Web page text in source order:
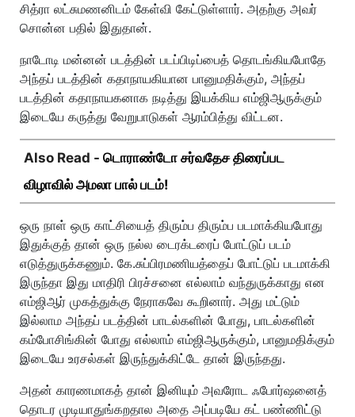
சித்ரா லட்சுமணனிடம் கேள்வி கேட்டுள்ளார். அதற்கு அவர்
சொன்ன பதில் இதுதான்.
நாடோடி மன்னன் படத்தின் படப்பிடிப்பைத் தொடங்கியபோதே
அந்தப் படத்தின் கதாநாயகியான பானுமதிக்கும், அந்தப்
படத்தின் கதாநாயகனாக நடித்து இயக்கிய எம்ஜிஆருக்கும்
இடையே கருத்து வேறுபாடுகள் ஆரம்பித்து விட்டன.
Also Read - டொராண்டோ சர்வதேச திரைப்பட
விழாவில் அமலா பால் படம்!
ஒரு நாள் ஒரு காட்சியைத் திரும்ப திரும்ப படமாக்கியபோது
இதுக்குத் தான் ஒரு நல்ல டைரக்டரைப் போட்டுப் படம்
எடுத்துருக்கணும். கே.சுப்பிரமணியத்தைப் போட்டுப் படமாக்கி
இருந்தா இது மாதிரி பிரச்சனை எல்லாம் வந்துருக்காது என
எம்ஜிஆர் முகத்துக்கு நேராகவே கூறினார். அது மட்டும்
இல்லாம அந்தப் படத்தின் பாடல்களின் போது, பாடல்களின்
கம்போசிங்கின் போது எல்லாம் எம்ஜிஆருக்கும், பானுமதிக்கும்
இடையே உரசல்கள் இருந்துக்கிட்டே தான் இருந்தது.
அதன் காரணமாகத் தான் இனியும் அவரோட ஃபோர்ஷனைத்
தொடர முடியாதுங்கறதால அதை அப்படியே கட் பண்ணிட்டு